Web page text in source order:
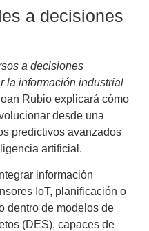
a decisiones
a decisiones
la información industrial
Rubio explicará cómo
desde una
predictivos avanzados
artificial.
información
IoT, planificación o
dentro de modelos de
(DES), capaces de